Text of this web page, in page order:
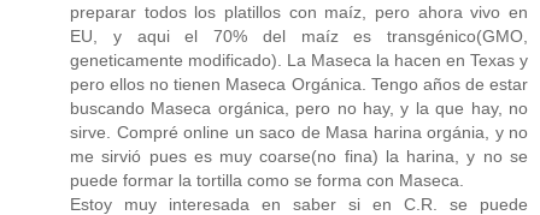
preparar todos los platillos con maíz, pero ahora vivo en
EU, y aqui el 70% del maíz es transgénico(GMO,
geneticamente modificado). La Maseca la hacen en Texas y
pero ellos no tienen Maseca Orgánica. Tengo años de estar
buscando Maseca orgánica, pero no hay, y la que hay, no
sirve. Compré online un saco de Masa harina orgánia, y no
me sirvió pues es muy coarse(no fina) la harina, y no se
puede formar la tortilla como se forma con Maseca.
Estoy muy interesada en saber si en C.R. se puede